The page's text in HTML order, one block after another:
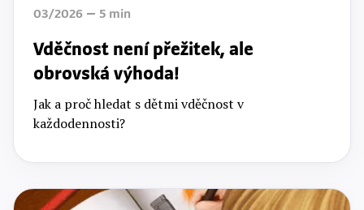
03/2026 5 min
Vděčnost není přežitek, ale
obrovská výhoda!
Jak a proč hledat s dětmi vděčnost v
každodennosti?